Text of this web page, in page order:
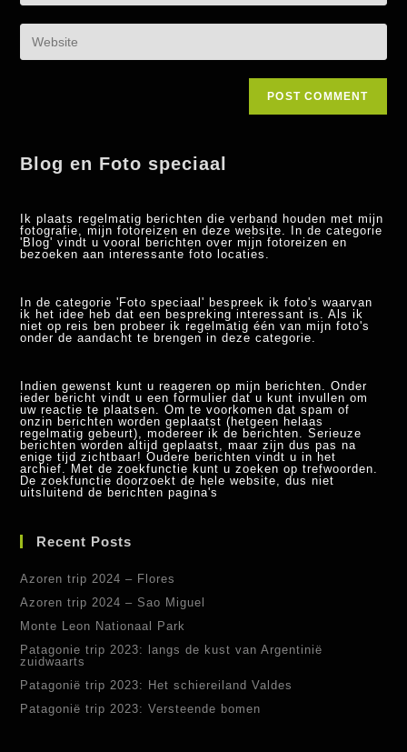
Blog en Foto speciaal
Ik plaats regelmatig berichten die verband houden met mijn
fotografie, mijn fotoreizen en deze website. In de categorie
'Blog' vindt u vooral berichten over mijn fotoreizen en
bezoeken aan interessante foto locaties.
In de categorie 'Foto speciaal' bespreek ik foto's waarvan
ik het idee heb dat een bespreking interessant is. Als ik
niet op reis ben probeer ik regelmatig één van mijn foto's
onder de aandacht te brengen in deze categorie.
Indien gewenst kunt u reageren op mijn berichten. Onder
ieder bericht vindt u een formulier dat u kunt invullen om
uw reactie te plaatsen. Om te voorkomen dat spam of
onzin berichten worden geplaatst (hetgeen helaas
regelmatig gebeurt), modereer ik de berichten. Serieuze
berichten worden altijd geplaatst, maar zijn dus pas na
enige tijd zichtbaar! Oudere berichten vindt u in het
archief. Met de zoekfunctie kunt u zoeken op trefwoorden.
De zoekfunctie doorzoekt de hele website, dus niet
uitsluitend de berichten pagina's
Recent Posts
Azoren trip 2024 – Flores
Azoren trip 2024 – Sao Miguel
Monte Leon Nationaal Park
Patagonie trip 2023: langs de kust van Argentinië
zuidwaarts
Patagonië trip 2023: Het schiereiland Valdes
Patagonië trip 2023: Versteende bomen